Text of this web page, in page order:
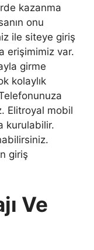
kazanma
onu
ile siteye giriş
erişimimiz var.
girme
kolaylık
Elitroyal mobil
kurulabilir.
giriş
Ve